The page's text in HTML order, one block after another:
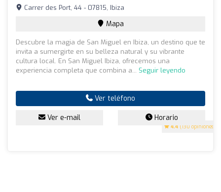
4.4 (130 opiniones)
Carrer des Port, 44 - 07815, Ibiza
Mapa
Descubre la magia de San Miguel en Ibiza, un destino que te
invita a sumergirte en su belleza natural y su vibrante
cultura local. En San Miguel Ibiza, ofrecemos una
experiencia completa que combina a... Seguir leyendo
Ver teléfono
Ver e-mail Horario